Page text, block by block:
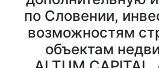
по Словении,
возможностям
объектам